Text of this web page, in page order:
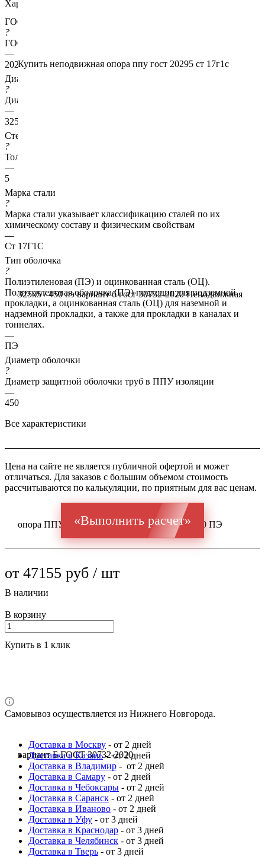
Купить неподвижная опора ппу гост 20295 ст 17г1с
325x5 / 450 пэ вариант б гост 30732-2020 Неподвижная
опора ППУ ГОСТ 20295 Ст 17Г1С 325x5 / 450 ПЭ
вариант Б ГОСТ 30732-2020
Характеристики
ГОСТ несущей трубы
?
ГОСТ основной трубы
—
20295
Диаметр трубы, мм
?
Диаметр основной трубы
—
325
Стенка трубы, мм
?
Толщина стенки несущей трубы
—
5
Марка стали
?
Марка стали указывает классификацию сталей по их
химическому составу и физическим свойствам
—
Ст 17Г1С
Тип оболочка
?
Полиэтиленовая (ПЭ) и оцинкованная сталь (ОЦ).
Полиэтиленовая оболочка (ПЭ) подходит для подземной
прокладки, а оцинкованная сталь (ОЦ) для наземной и
надземной прокладки, а также для прокладки в каналах и
тоннелях.
—
ПЭ
Диаметр оболочки
?
Диаметр защитной оболочки труб в ППУ изоляции
—
450
Все характеристики
Цена на сайте не является публичной офертой и может
отличаться. Для заказов с большим объемом стоимость
рассчитываются по калькуляции, по приятным для вас ценам.
«Выполнить расчет»
от 47155 руб / шт
В наличии
В корзину
Купить в 1 клик
Самовывоз осуществляется из Нижнего Новгорода.
Доставка в Москву - от 2 дней
Доставка в Казань- от 2 дней
Доставка в Владимир - от 2 дней
Доставка в Самару - от 2 дней
Доставка в Чебоксары - от 2 дней
Доставка в Саранск - от 2 дней
Доставка в Иваново - от 2 дней
Доставка в Уфу - от 3 дней
Доставка в Краснодар - от 3 дней
Доставка в Челябинск - от 3 дней
Доставка в Тверь - от 3 дней